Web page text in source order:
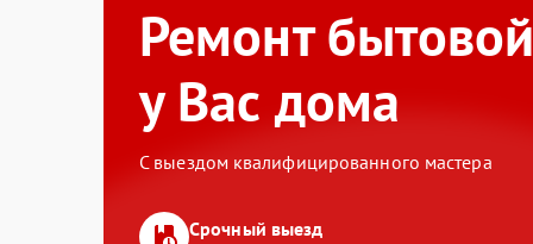
Ремонт
у Вас дома
С выездом квалифицированного мастера
Срочный выезд